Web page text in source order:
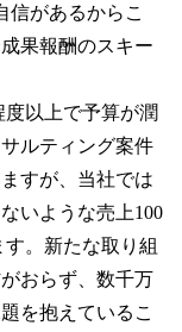
信があるからこ
果報酬のスキー
度以上で予算が潤
ルティング案件
すが、当社では
いような売上100
。新たな取り組
おらず、数千万
を抱えているこ